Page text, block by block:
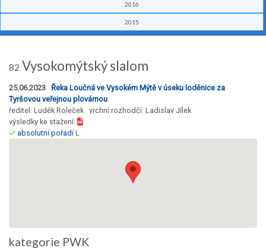
2016
2015
82 Vysokomýtský slalom
25.06.2023 Řeka Loučná ve Vysokém Mýtě v úseku loděnice za
Tyršovou veřejnou plovárnou
ředitel: Luděk Roleček vrchní rozhodčí: Ladislav Jílek
výsledky ke stažení:
absolutní pořadíL
kategorie PWK